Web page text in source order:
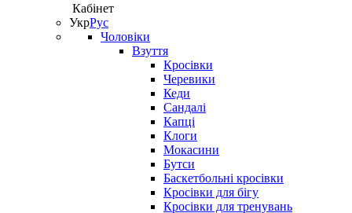
Кабінет
УкрРус
Чоловіки
Взуття
Кросівки
Черевики
Кеди
Сандалі
Капці
Клоги
Мокасини
Бутси
Баскетбольні кросівки
Кросівки для бігу
Кросівки для тренувань